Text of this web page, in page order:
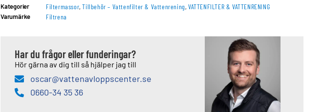
Kategorier
Filtermassor,Tillbehör – Vattenfilter & Vattenrening,VATTENFILTER & VATTENRENING
Varumärke Filtrena
Har du frågor eller funderingar?
Hör gärna av dig till så hjälper jag till
oscar@vattenavloppscenter.se
0660-34 35 36